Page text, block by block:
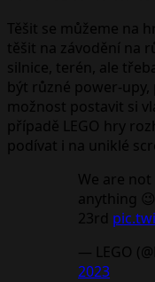
Těšit se můžeme na
těšit na závodění na
silnice, terén, ale
být různé power-
možnost postavit si
případě LEGO hry
podívat i na uniklé
We are
anything
23rd
— LEGO
2023